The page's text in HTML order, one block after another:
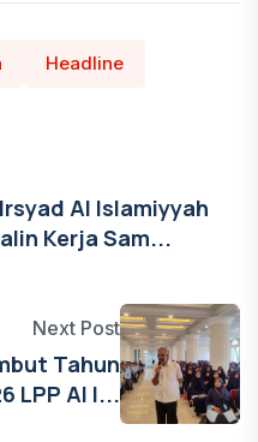
Headline
Al Islamiyyah
Kerja Sam...
Next Post
Tahun
LPP Al I...